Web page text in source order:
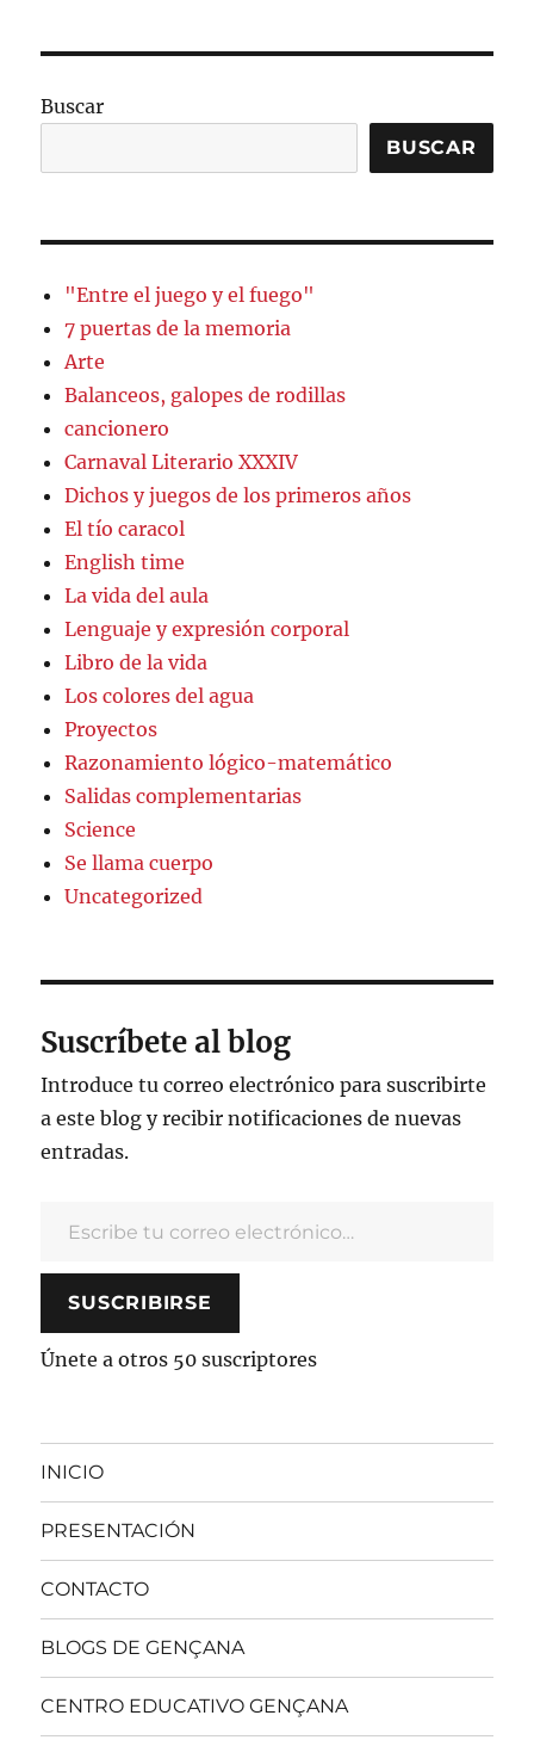
Buscar
BUSCAR
"Entre el juego y el fuego"
7 puertas de la memoria
Arte
Balanceos, galopes de rodillas
cancionero
Carnaval Literario XXXIV
Dichos y juegos de los primeros años
El tío caracol
English time
La vida del aula
Lenguaje y expresión corporal
Libro de la vida
Los colores del agua
Proyectos
Razonamiento lógico-matemático
Salidas complementarias
Science
Se llama cuerpo
Uncategorized
Suscríbete al blog
Introduce tu correo electrónico para suscribirte
a este blog y recibir notificaciones de nuevas
entradas.
SUSCRIBIRSE
Únete a otros 50 suscriptores
INICIO
PRESENTACIÓN
CONTACTO
BLOGS DE GENÇANA
CENTRO EDUCATIVO GENÇANA